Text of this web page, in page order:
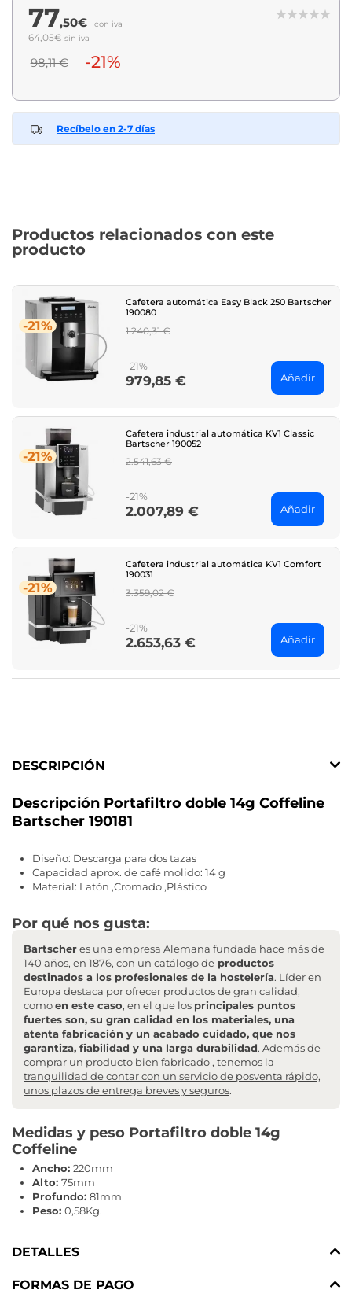
77,50€ con iva
64,05€ sin iva
98,11 € -21%
Recíbelo en 2-7 días
Productos relacionados con este
producto
-21%
Cafetera automática Easy Black 250 Bartscher
190080
Regular
1.240,31 €
-21%
Price
979,85 € Añadir
-21%
Cafetera industrial automática KV1 Classic
Bartscher 190052
Regular
2.541,63 €
-21%
Price
2.007,89 € Añadir
-21%
Cafetera industrial automática KV1 Comfort
190031
Regular
3.359,02 €
-21%
Price
2.653,63 € Añadir
DESCRIPCIÓN
Descripción Portafiltro doble 14g Coffeline
Bartscher 190181
Diseño: Descarga para dos tazas
Capacidad aprox. de café molido: 14 g
Material: Latón ,Cromado ,Plástico
Por qué nos gusta:
Bartscheres una empresa Alemana fundada hace más de
140 años, en 1876, con un catálogo de productos
destinados a los profesionales de la hostelería. Líder en
Europa destaca por ofrecer productos de gran calidad,
comoen este caso, en el que los principales puntos
fuertes son, su gran calidad en los materiales, una
atenta fabricación y un acabado cuidado, que nos
garantiza, fiabilidad y una larga durabilidad. Además de
comprar un producto bien fabricado , tenemos la
tranquilidad de contar con un servicio de posventa rápido,
unos plazos de entrega breves y seguros.
Medidas y peso Portafiltro doble 14g
Coffeline
Ancho: 220mm
Alto: 75mm
Profundo: 81mm
Peso: 0,58Kg.
DETALLES
FORMAS DE PAGO